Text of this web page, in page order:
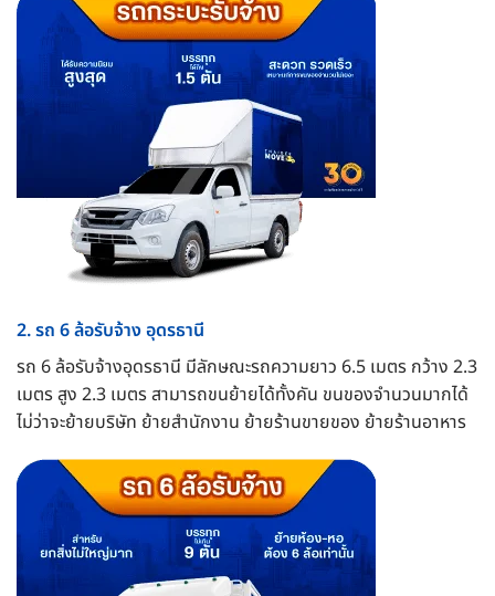
2. รถ 6 ล้อรับจ้าง อุดรธานี
รถ 6 ล้อรับจ้างอุดรธานี มีลักษณะรถความยาว 6.5 เมตร กว้าง 2.3
เมตร สูง 2.3 เมตร สามารถขนย้ายได้ทั้งคัน ขนของจำนวนมากได้
ไม่ว่าจะย้ายบริษัท ย้ายสำนักงาน ย้ายร้านขายของ ย้ายร้านอาหาร